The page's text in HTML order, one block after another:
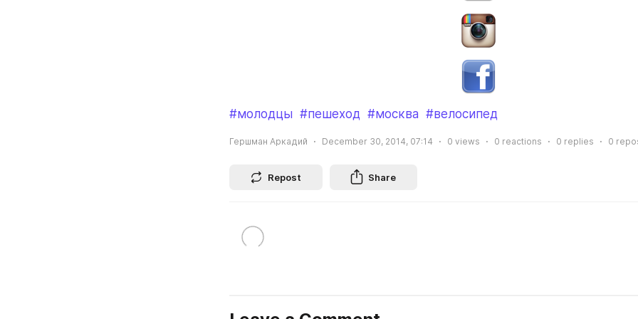
#молодцы #пешеход #москва #велосипед
Гершман Аркадий December 30, 2014, 07:14 0 views 0 reactions 0 replies 0
Repost Share